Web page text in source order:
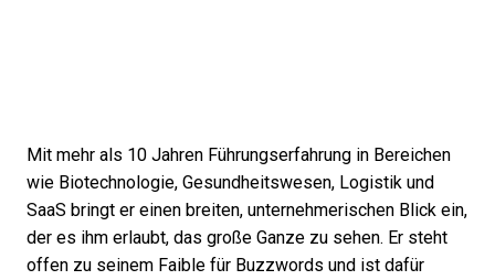
Mit mehr als 10 Jahren Führungserfahrung in Bereichen
wie Biotechnologie, Gesundheitswesen, Logistik und
SaaS bringt er einen breiten, unternehmerischen Blick ein,
der es ihm erlaubt, das große Ganze zu sehen. Er steht
offen zu seinem Faible für Buzzwords und ist dafür